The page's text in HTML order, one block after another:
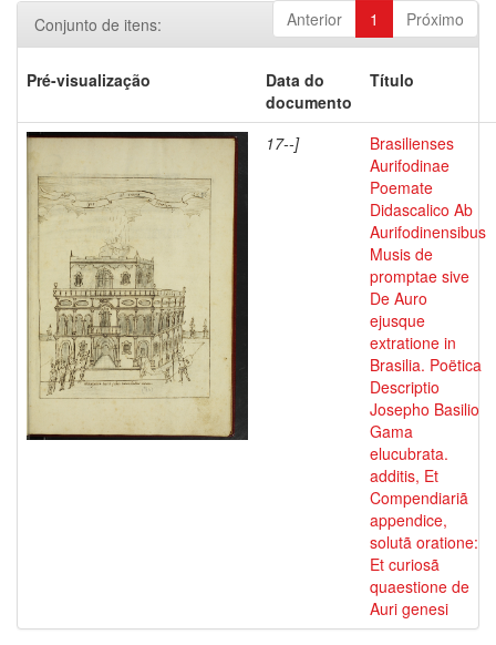
Anterior 1 Próximo
Conjunto de itens:
Pré-visualização
Data do
documento
Título
17--]
Brasilienses
Aurifodinae
Poemate
Didascalico Ab
Aurifodinensibus
Musis de
promptae sive
De Auro
ejusque
extratione in
Brasilia. Poëtica
Descriptio
Josepho Basilio
Gama
elucubrata.
additis, Et
Compendiariã
appendice,
solutã oratione:
Et curiosã
quaestione de
Auri genesi